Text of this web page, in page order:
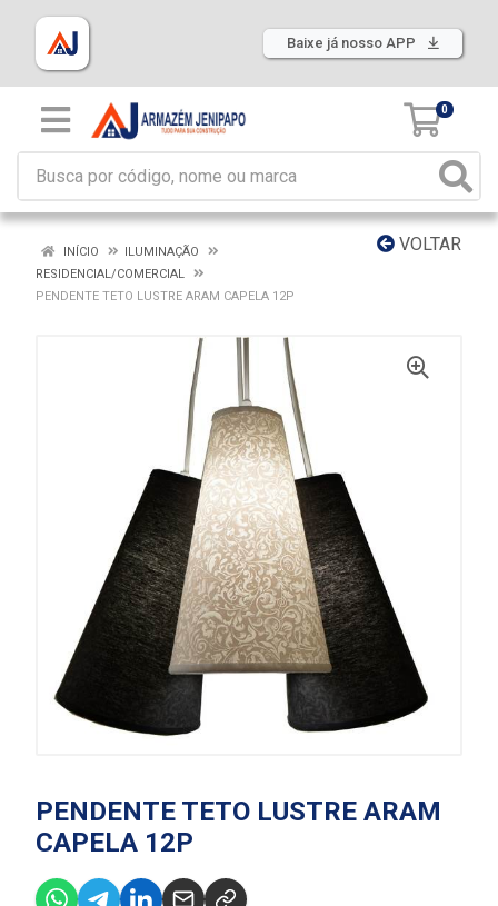
Baixe já nosso APP
0
VOLTAR
INÍCIO
ILUMINAÇÃO
RESIDENCIAL/COMERCIAL
PENDENTE TETO LUSTRE ARAM CAPELA 12P
PENDENTE TETO LUSTRE ARAM
CAPELA 12P